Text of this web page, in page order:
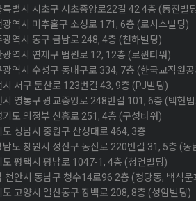
특별시 서초구 서초중앙로22길 42 4층 (동진빌
광역시 미추홀구 소성로 171, 6층 (로시스빌딩)
광역시 동구 금남로 248, 4층 (천하빌딩)
광역시 연제구 법원로 12, 12층 (로윈타워)
광역시 수성구 동대구로 334, 7층 (한국교직원
시 서구 둔산로 123번길 43, 9층 (PJ빌딩)
시 영통구 광교중앙로 248번길 101, 6층 (백현
기도 의정부 신흥로 251, 4층 (구성타워)
도 성남시 중원구 산성대로 464, 3층
남도 창원시 성산구 동산로 220번길 31, 5층 (동
도 평택시 평남로 1047-1, 4층 (청언빌딩)
천안시 동남구 청수14로96 2층 (청당동, 백석문
도 고양시 일산동구 장백로 208, 8층 (성암빌딩)